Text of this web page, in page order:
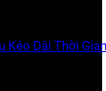
Kéo Dài Thời